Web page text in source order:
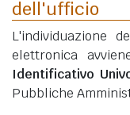
dell'ufficio
L'individuazione
elettronica
Identificativo
Pubbliche